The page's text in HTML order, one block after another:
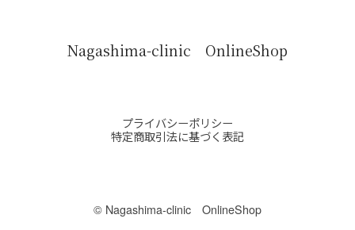
Nagashima-clinic OnlineShop
プライバシーポリシー
特定商取引法に基づく表記
©︎ Nagashima-clinic OnlineShop